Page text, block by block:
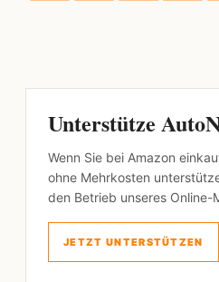
Unterstütze
Wenn Sie bei Amazon
ohne Mehrkosten
den Betrieb unseres Online-
JETZT UNTERSTÜTZEN